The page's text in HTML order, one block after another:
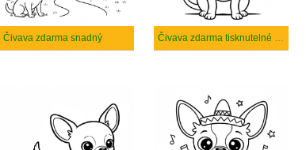
Čivava zdarma snadný Čivava zdarma tisknutelné pro děti